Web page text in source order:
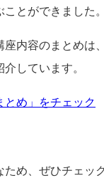
とができました。
内容のまとめは
しています。
とめ」をチェック
ため、ぜひチェッ